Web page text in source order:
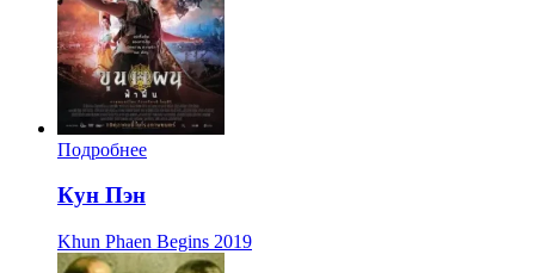
Подробнее
Кун Пэн
Khun Phaen Begins 2019